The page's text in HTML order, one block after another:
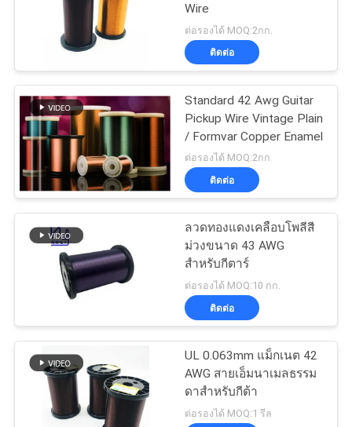
ลวดเชื่อมตัวเอง
ลวดทองแดง Litz
ลวดฉนวนสามชั้น
254
Wire
ต่อรองได้ MOQ:2กก.
ติดต่อ
Standard 42 Awg Guitar
Pickup Wire Vintage Plain
/ Formvar Copper Enamel
ต่อรองได้ MOQ:2กก
ติดต่อ
ลวดทองแดงเคลือบโพลีสี
ม่วงขนาด 43 AWG
สำหรับกีตาร์
ต่อรองได้ MOQ:10 กก.
ติดต่อ
UL 0.063mm แม็กเนต 42
AWG สายเอ็มนาเมลธรรม
ดาสําหรับกีต้า
ต่อรองได้ MOQ:1 รีล